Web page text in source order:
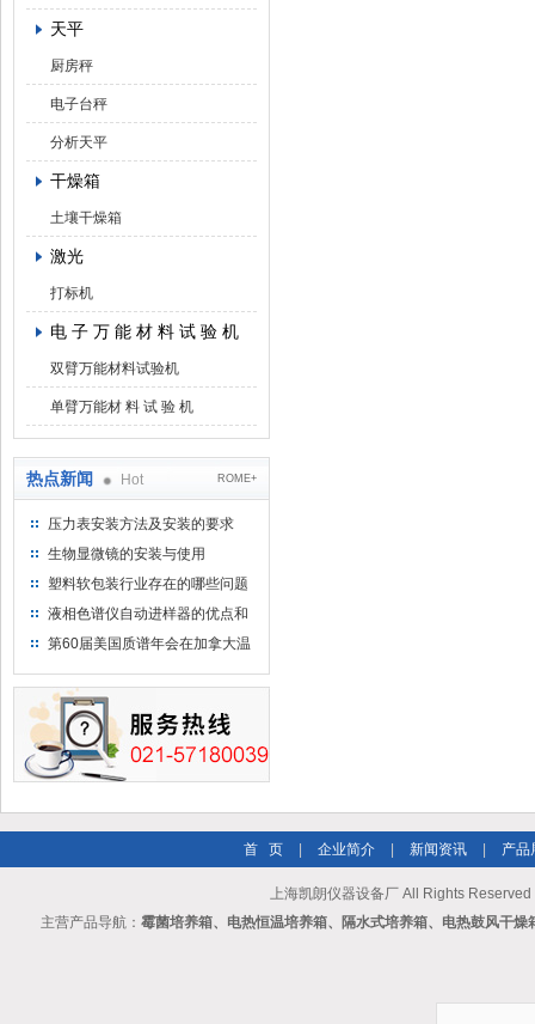
天平
厨房秤
电子台秤
分析天平
干燥箱
土壤干燥箱
激光
打标机
电 子 万 能 材 料 试 验 机
双臂万能材料试验机
单臂万能材 料 试 验 机
热点新闻 Hot ROME+
压力表安装方法及安装的要求
生物显微镜的安装与使用
塑料软包装行业存在的哪些问题
液相色谱仪自动进样器的优点和
维护
第60届美国质谱年会在加拿大温
首 页 企业简介 新闻资讯 产品
上海凯朗仪器设备厂 All Rights Reserved
主营产品导航： 霉菌培养箱、电热恒温培养箱、隔水式培养箱、电热鼓风干